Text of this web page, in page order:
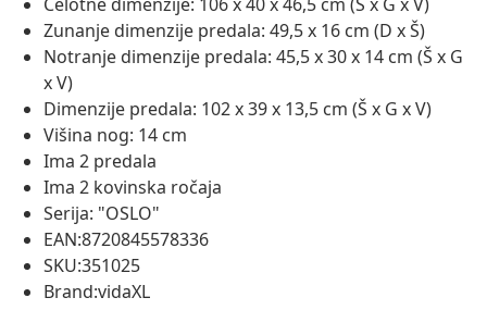
Zunanje dimenzije predala: 49,5 x 16 cm (D x Š)
Notranje dimenzije predala: 45,5 x 30 x 14 cm (Š x G
x V)
Dimenzije predala: 102 x 39 x 13,5 cm (Š x G x V)
Višina nog: 14 cm
Ima 2 predala
Ima 2 kovinska ročaja
Serija: "OSLO"
EAN:8720845578336
SKU:351025
Brand:vidaXL